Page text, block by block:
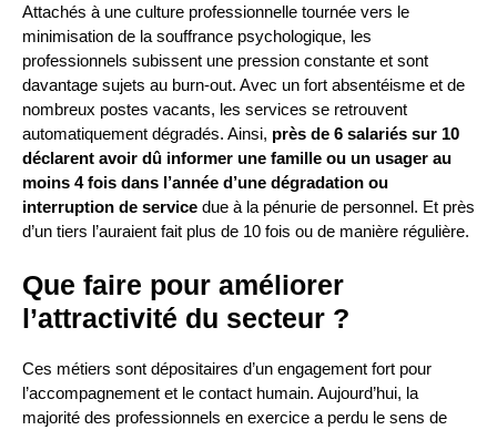
Attachés à une culture professionnelle tournée vers le
minimisation de la souffrance psychologique, les
professionnels subissent une pression constante et sont
davantage sujets au burn-out. Avec un fort absentéisme et de
nombreux postes vacants, les services se retrouvent
automatiquement dégradés. Ainsi, près de 6 salariés sur 10
déclarent avoir dû informer une famille ou un usager au
moins 4 fois dans l’année d’une dégradation ou
interruption de service due à la pénurie de personnel. Et près
d’un tiers l’auraient fait plus de 10 fois ou de manière régulière.
Que faire pour améliorer
l’attractivité du secteur ?
Ces métiers sont dépositaires d’un engagement fort pour
l’accompagnement et le contact humain. Aujourd’hui, la
majorité des professionnels en exercice a perdu le sens de